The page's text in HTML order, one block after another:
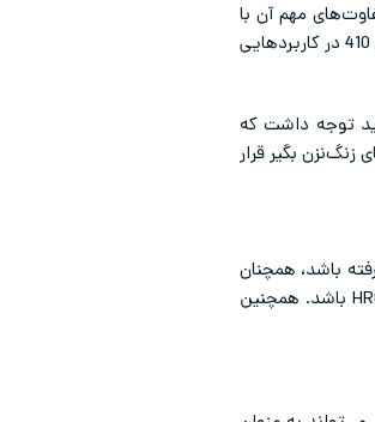
مهم آن با
بسیاری از گریدهای آستنیتی مانند استیل 304 و 316 است که خاصیت مغناطیسی بسیار کمی دارند یا عملا نگیر هستند. به همین دلیل، استیل 410 در کاربردهایی
توجه داشت که
زنگ‌نزن بگیر قرار
باشد، همچنان
قابلیت ماشنیکاری این آلیاژ بسیار مناسب است. به طور کلی می توان گفت برای ماشینکاری استیل 410 باید سختی سطحی آن کمتر از 30 HRC باشد. همچنین